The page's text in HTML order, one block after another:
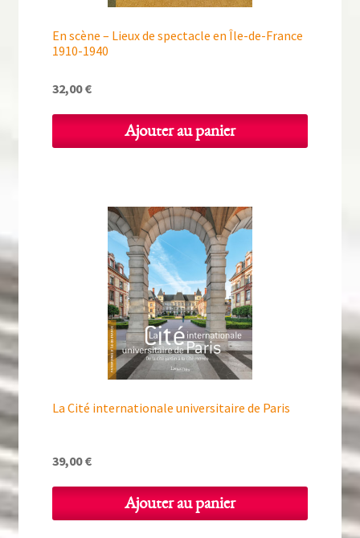
En scène – Lieux de spectacle en Île-de-France
1910-1940
32,00€
Ajouter au panier
La Cité internationale universitaire de Paris
39,00€
Ajouter au panier